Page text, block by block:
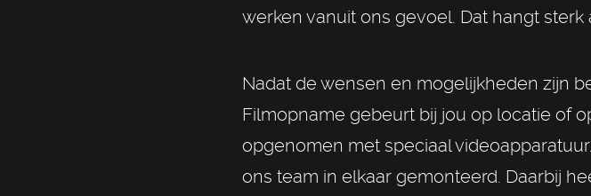
werken vanuit ons gevoel. Dat hangt
Nadat de wensen en mogelijkheden zijn
Filmopname gebeurt bij jou op locatie of
opgenomen met speciaal
ons team in elkaar gemonteerd. Daarbij